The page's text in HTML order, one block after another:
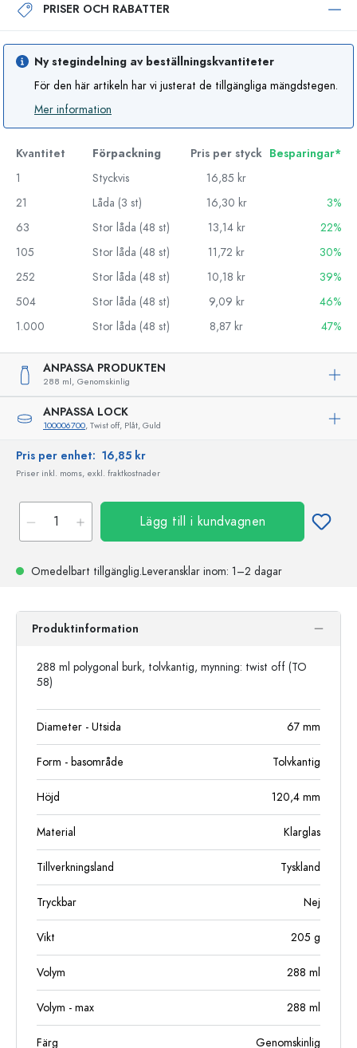
PRISER OCH RABATTER
Ny stegindelning av beställningskvantiteter
För den här artikeln har vi justerat de tillgängliga mängdstegen.
Mer information
Kvantitet Förpackning Pris per styck Besparingar*
1
Styckvis
16,85 kr
21
Låda (3 st) 16,30 kr
3%
63
Stor låda (48 st) 13,14 kr
22%
105
Stor låda (48 st) 11,72 kr
30%
252
Stor låda (48 st) 10,18 kr
39%
504
Stor låda (48 st) 9,09 kr
46%
1.000
Stor låda (48 st) 8,87 kr 47%
ANPASSA PRODUKTEN
288 ml, Genomskinlig
ANPASSA LOCK
100006700, Twist off, Plåt, Guld
Pris per enhet: 16,85 kr
Priser inkl. moms, exkl. fraktkostnader
Lägg till i kundvagnen
Omedelbart tillgänglig.Leveransklar inom: 1–2 dagar
Produktinformation
288 ml polygonal burk, tolvkantig, mynning: twist off (TO
58)
Diameter - Utsida 67 mm
Form - basområde Tolvkantig
Höjd 120,4 mm
Material Klarglas
Tillverkningsland Tyskland
Tryckbar Nej
Vikt 205 g
Volym 288 ml
Volym - max 288 ml
Färg Genomskinlig